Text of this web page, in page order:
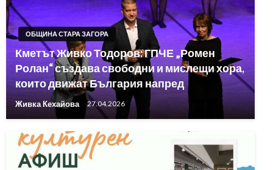
ОБЩИНА СТАРА ЗАГОРА
Кметът Живко Тодоров: ГПЧЕ „Ромен
Ролан“ създава свободни и мислещи хора,
които движат България напред
Живка Кехайова 27.04.2026